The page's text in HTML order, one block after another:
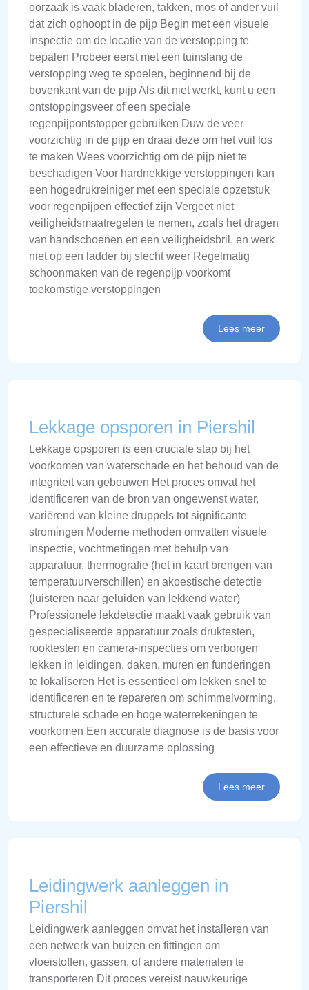
oorzaak is vaak bladeren, takken, mos of ander vuil
dat zich ophoopt in de pijp Begin met een visuele
inspectie om de locatie van de verstopping te
bepalen Probeer eerst met een tuinslang de
verstopping weg te spoelen, beginnend bij de
bovenkant van de pijp Als dit niet werkt, kunt u een
ontstoppingsveer of een speciale
regenpijpontstopper gebruiken Duw de veer
voorzichtig in de pijp en draai deze om het vuil los
te maken Wees voorzichtig om de pijp niet te
beschadigen Voor hardnekkige verstoppingen kan
een hogedrukreiniger met een speciale opzetstuk
voor regenpijpen effectief zijn Vergeet niet
veiligheidsmaatregelen te nemen, zoals het dragen
van handschoenen en een veiligheidsbril, en werk
niet op een ladder bij slecht weer Regelmatig
schoonmaken van de regenpijp voorkomt
toekomstige verstoppingen
Lees meer
Lekkage opsporen in Piershil
Lekkage opsporen is een cruciale stap bij het
voorkomen van waterschade en het behoud van de
integriteit van gebouwen Het proces omvat het
identificeren van de bron van ongewenst water,
variërend van kleine druppels tot significante
stromingen Moderne methoden omvatten visuele
inspectie, vochtmetingen met behulp van
apparatuur, thermografie (het in kaart brengen van
temperatuurverschillen) en akoestische detectie
(luisteren naar geluiden van lekkend water)
Professionele lekdetectie maakt vaak gebruik van
gespecialiseerde apparatuur zoals druktesten,
rooktesten en camera-inspecties om verborgen
lekken in leidingen, daken, muren en funderingen
te lokaliseren Het is essentieel om lekken snel te
identificeren en te repareren om schimmelvorming,
structurele schade en hoge waterrekeningen te
voorkomen Een accurate diagnose is de basis voor
een effectieve en duurzame oplossing
Lees meer
Leidingwerk aanleggen in
Piershil
Leidingwerk aanleggen omvat het installeren van
een netwerk van buizen en fittingen om
vloeistoffen, gassen, of andere materialen te
transporteren Dit proces vereist nauwkeurige